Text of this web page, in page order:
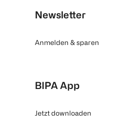
Newsletter
Anmelden & sparen
BIPA App
Jetzt downloaden